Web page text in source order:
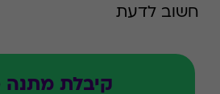
חשוב לדעת
קיבלת מתנה